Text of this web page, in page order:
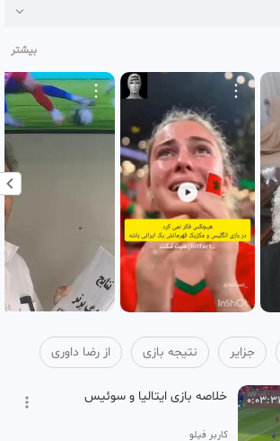
• بازنشر شده
0:01:26
فوتبال جام جهانی ۲۰۲۶ گل سوم
اتریش به الجزایر توسط کالادزیچ
رضا داوری
1 روز پیش • بازنشر شده
بیشتر
جزایر نتیجه بازی از رضا داوری
0:03:31 خلاصه بازی ایتالیا و سوئیس
کاربر فیلو